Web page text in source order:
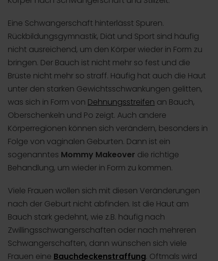
Eine Schwangerschaft hinterlässt Spuren.
Rückbildungsgymnastik, Diät und Sport sind häufig
nicht ausreichend, um den Körper wieder in Form zu
bringen. Der Bauch ist nicht mehr so fest und die
Brüste nicht mehr so straff. Häufig hat auch die Haut
unter den starken Gewichtsschwankungen gelitten,
was sich in Form von Dehnungsstreifen an Bauch,
Oberschenkeln und Po zeigt. Auch andere
Körperregionen können sich verändern, besonders in
Folge von vaginalen Geburten. Dann ist ein
sogenanntes Mommy Makeover die richtige
Behandlung, um wieder in Form zu kommen.
Viele Frauen wollen sich mit diesen Veränderungen
nach der Geburt nicht abfinden. Ist die Haut am
Bauch stark gedehnt, wie z.B. häufig nach
Zwillingsschwangerschaften oder nach mehreren
Schwangerschaften, dann wünschen sich viele
Frauen eine Bauchdeckenstraffung. Oftmals wird